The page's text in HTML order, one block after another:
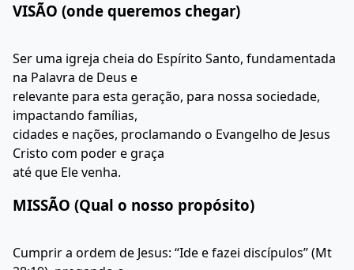
VISÃO (onde queremos chegar)
Ser uma igreja cheia do Espírito Santo, fundamentada
na Palavra de Deus e
relevante para esta geração, para nossa sociedade,
impactando famílias,
cidades e nações, proclamando o Evangelho de Jesus
Cristo com poder e graça
até que Ele venha.
MISSÃO (Qual o nosso propósito)
Cumprir a ordem de Jesus: “Ide e fazei discípulos” (Mt